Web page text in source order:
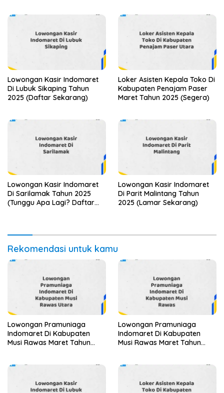
Lowongan Kasir Indomaret
Di Lubuk Sikaping Tahun
2025 (Daftar Sekarang)
Loker Asisten Kepala Toko Di
Kabupaten Penajam Paser
Maret Tahun 2025 (Segera)
Lowongan Kasir Indomaret
Di Sarilamak Tahun 2025
(Tunggu Apa Lagi? Daftar
Lowongan Kasir Indomaret
Di Parit Malintang Tahun
2025 (Lamar Sekarang)
Rekomendasi untuk kamu
Lowongan Pramuniaga
Indomaret Di Kabupaten
Musi Rawas Maret Tahun
Lowongan Pramuniaga
Indomaret Di Kabupaten
Musi Rawas Maret Tahun